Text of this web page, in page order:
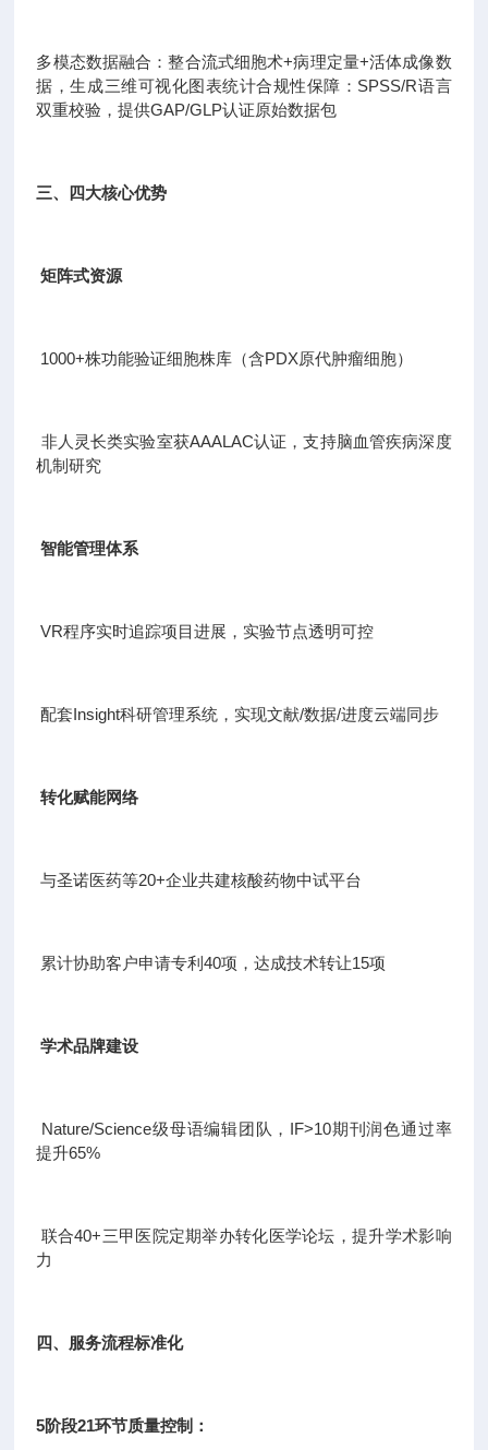
多模态数据融合：整合流式细胞术+病理定量+活体成像数
据，生成三维可视化图表统计合规性保障：SPSS/R语言
双重校验，提供GAP/GLP认证原始数据包
三、四大核心优势
矩阵式资源
1000+株功能验证细胞株库（含PDX原代肿瘤细胞）
非人灵长类实验室获AAALAC认证，支持脑血管疾病深度
机制研究
智能管理体系
VR程序实时追踪项目进展，实验节点透明可控
配套Insight科研管理系统，实现文献/数据/进度云端同步
转化赋能网络
与圣诺医药等20+企业共建核酸药物中试平台
累计协助客户申请专利40项，达成技术转让15项
学术品牌建设
Nature/Science级母语编辑团队，IF>10期刊润色通过率
提升65%
联合40+三甲医院定期举办转化医学论坛，提升学术影响
力
四、服务流程标准化
5阶段21环节质量控制：